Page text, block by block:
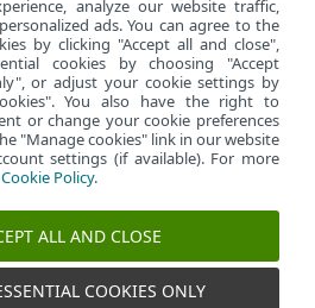
počítač
analyze our website traffic,
ads. You can agree to the
by clicking "Accept all and close",
cookies by choosing "Accept
or adjust your cookie settings by
You also have the right to
or change your cookie preferences
"Manage cookies" link in our website
settings (if available). For more
Cookie Policy.
ALL AND CLOSE
COOKIES ONLY